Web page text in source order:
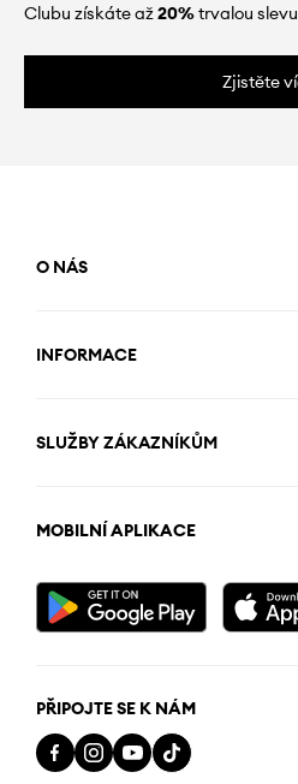
Clubu získáte až20%trvalou
Zjistěte
O NÁS
INFORMACE
SLUŽBY ZÁKAZNÍKŮM
MOBILNÍ APLIKACE
PŘIPOJTE SE K NÁM